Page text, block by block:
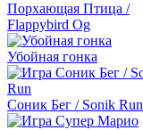
Порхающая Птица /
Flappybird Og
Убойная гонка
Соник Бег / Sonik Run